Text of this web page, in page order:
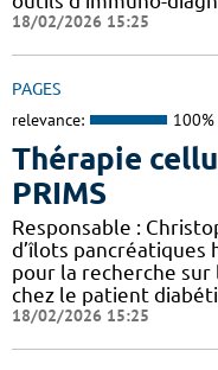
18/02/2026 15:25
PAGES
relevance: 100%
Thérapie
PRIMS
Responsable :
d’îlots pancréatiques
pour la recherche
chez le patient
18/02/2026 15:25